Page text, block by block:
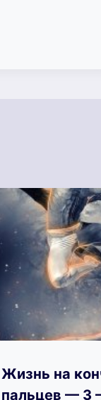
Жизнь на
пальцев — 3